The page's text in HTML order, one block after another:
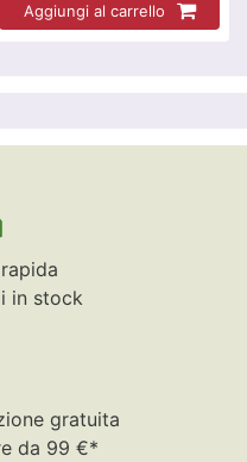
Aggiungi al carrello
in stock
gratuita
da 99 €*